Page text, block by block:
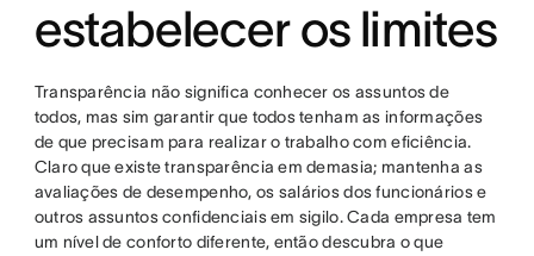
estabelecer os limites
Transparência não significa conhecer os assuntos de
todos, mas sim garantir que todos tenham as informações
de que precisam para realizar o trabalho com eficiência.
Claro que existe transparência em demasia; mantenha as
avaliações de desempenho, os salários dos funcionários e
outros assuntos confidenciais em sigilo. Cada empresa tem
um nível de conforto diferente, então descubra o que